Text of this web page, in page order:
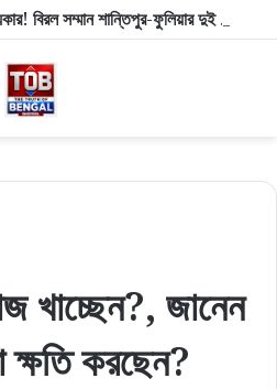
দিল্লির দরবারে বাংলার জয়জয়কার! বিরল সম্মান শান্তিপুর-ফুলিয়ার দুই তাঁতশিল্পীর
খাচ্ছেন?, জানেন
করছেন?